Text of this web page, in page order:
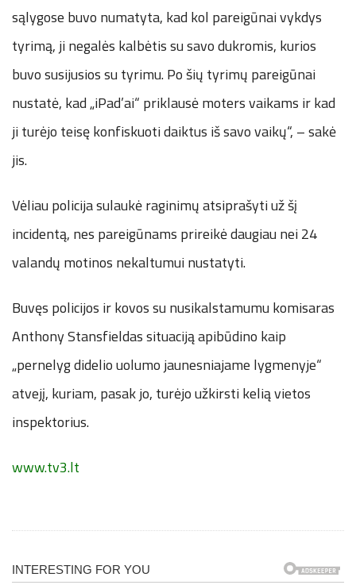
sąlygose buvo numatyta, kad kol pareigūnai vykdys
tyrimą, ji negalės kalbėtis su savo dukromis, kurios
buvo susijusios su tyrimu. Po šių tyrimų pareigūnai
nustatė, kad „iPad’ai“ priklausė moters vaikams ir kad
ji turėjo teisę konfiskuoti daiktus iš savo vaikų“, – sakė
jis.
Vėliau policija sulaukė raginimų atsiprašyti už šį
incidentą, nes pareigūnams prireikė daugiau nei 24
valandų motinos nekaltumui nustatyti.
Buvęs policijos ir kovos su nusikalstamumu komisaras
Anthony Stansfieldas situaciją apibūdino kaip
„pernelyg didelio uolumo jaunesniajame lygmenyje“
atvejį, kuriam, pasak jo, turėjo užkirsti kelią vietos
inspektorius.
www.tv3.lt